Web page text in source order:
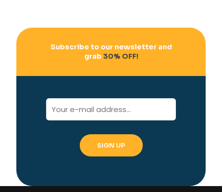
Subscribe to our newsletter and
grab30% OFF!